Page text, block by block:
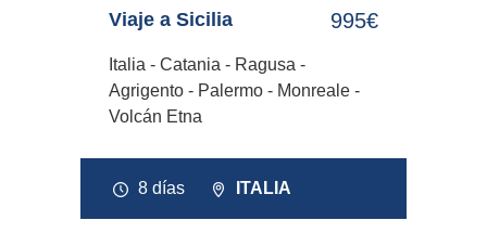
Viaje a Sicilia 995€
Italia - Catania - Ragusa -
Agrigento - Palermo - Monreale -
Volcán Etna
8 días ITALIA